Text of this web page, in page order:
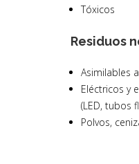
Tóxicos
Residuos
Asimilables
Eléctricos y
(LED, tubos
Polvos,